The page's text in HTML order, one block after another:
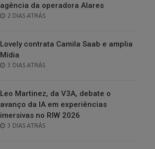
agência da operadora Alares
POSTED
2 DIAS ATRÁS
Lovely contrata Camila Saab e amplia
Mídia
POSTED
3 DIAS ATRÁS
Leo Martinez, da V3A, debate o
avanço da IA em experiências
imersivas no RIW 2026
POSTED
3 DIAS ATRÁS